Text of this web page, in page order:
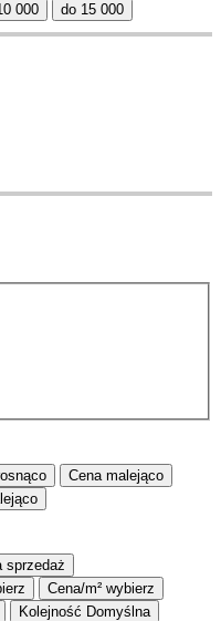
000 do 15 000
Cena malejąco
sprzedaż
Cena/m² wybierz
Kolejność Domyślna